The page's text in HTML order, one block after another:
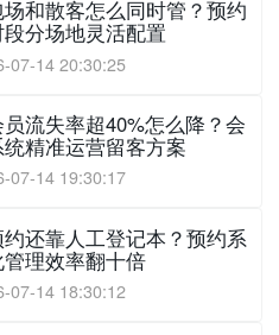
和散客怎么同时管？预约
分场地灵活配置
07-14 20:30:25
流失率超40%怎么降？会
统精准运营留客方案
07-14 19:30:17
还靠人工登记本？预约系
理效率翻十倍
07-14 18:30:12